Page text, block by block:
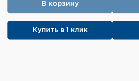
В корзину
Купить в 1 клик